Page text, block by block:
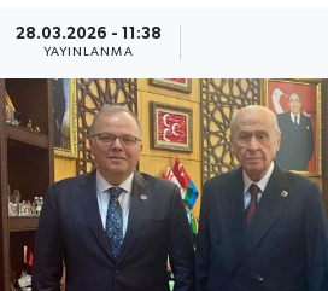
28.03.2026 - 11:38
YAYINLANMA
Çaycuma
Gökçebey
Devrek
Özel
Tüm Manşetler
Son Dakika Haberleri
Haber Arşivi